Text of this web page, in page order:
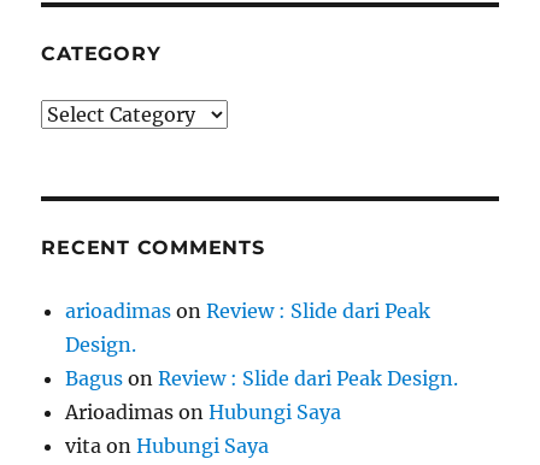
CATEGORY
Category
RECENT COMMENTS
arioadimas onReview : Slide dari Peak
Design.
Bagus onReview : Slide dari Peak Design.
Arioadimas onHubungi Saya
vita onHubungi Saya